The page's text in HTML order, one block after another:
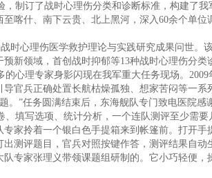
制订了战时心理伤分类和诊断标准，构建了我
喀什、南下云贵、北上黑河，深入60余个单位
时心理伤医学救护理论与实践研究成果问世。
新领域，首创战时抑郁等13种战时心理伤分类
理专家身影闪现在我军重大任务现场。2009
官兵正确处置长航枯燥孤独、想家苦闷等一系
”任务圆满结束后，东海舰队专门致电医院感
填写选项、统计分析，一个连队测评至少需要
家拎着一个银白色手提箱来到帐篷前。打开手
测评题目，官兵对照按键作答，测评结果自动
专家张理义带领课题组研制的。它小巧轻便，